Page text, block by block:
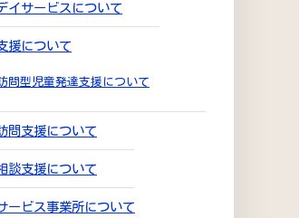
イサービスについて
援について
問型児童発達支援について
問支援について
談支援について
ービス事業所について